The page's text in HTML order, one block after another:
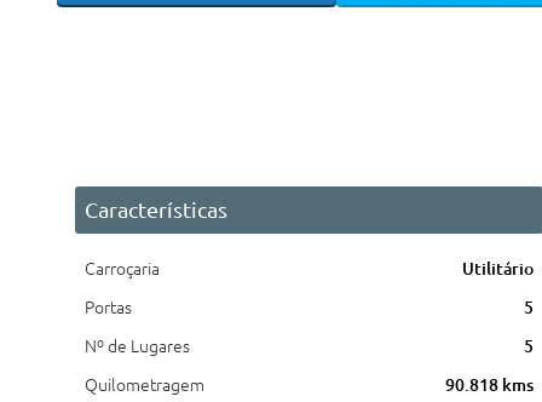
Características
Carroçaria
Utilitário
Portas
5
Nº de Lugares
5
Quilometragem
90.818 kms